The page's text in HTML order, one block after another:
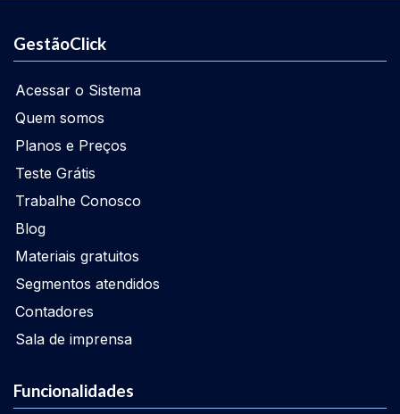
GestãoClick
Acessar o Sistema
Quem somos
Planos e Preços
Teste Grátis
Trabalhe Conosco
Blog
Materiais gratuitos
Segmentos atendidos
Contadores
Sala de imprensa
Funcionalidades